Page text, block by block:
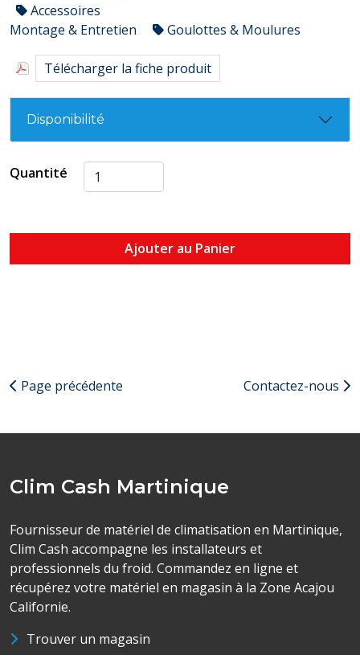
Accessoires
Montage & Entretien
Goulottes & Moulures
Télécharger la fiche produit
Disponibilité
Quantité
Ajouter au Panier
Page précédente Contactez-nous
Clim Cash Martinique
Fournisseur de matériel de climatisation en Martinique,
Clim Cash accompagne les installateurs et
professionnels du froid. Commandez en ligne et
récupérez votre matériel en magasin à la Zone Acajou
Californie.
Trouver un magasin